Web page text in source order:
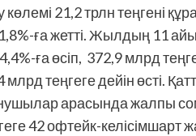
көлемі 21,2 трлн теңгені
ға жетті. Жылдың 11
ға өсіп, 372,9 млрд
млрд теңгеге дейін өсті.
арасында жалпы
42 офтейк-